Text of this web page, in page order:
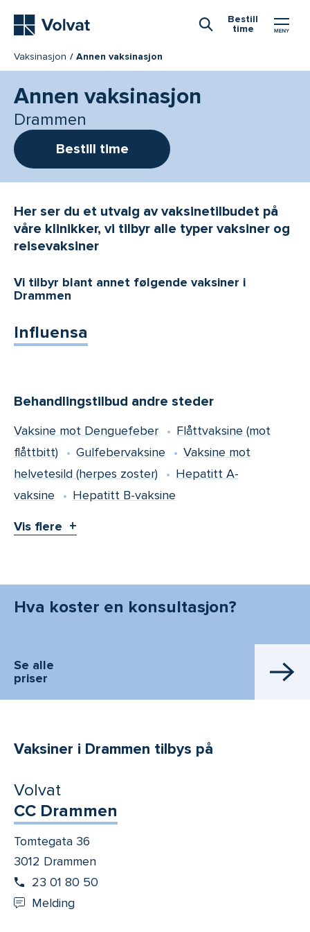
Bestill
time
Vaksinasjon Annen vaksinasjon
Annen vaksinasjon
Drammen
Bestill time
Her ser du et utvalg av vaksinetilbudet på
våre klinikker, vi tilbyr alle typer vaksiner og
reisevaksiner
Vi tilbyr blant annet følgende vaksiner i
Drammen
Influensa
Behandlingstilbud andre steder
Vaksine mot Denguefeber
Flåttvaksine (mot
flåttbitt)
Gulfebervaksine
Vaksine mot
helvetesild (herpes zoster)
Hepatitt A-
vaksine
Hepatitt B-vaksine
Vis flere
Hva koster en konsultasjon?
Se alle
priser
Vaksiner i Drammen tilbys på
Volvat
CC Drammen
Tomtegata 36
3012 Drammen
23 01 80 50
Melding